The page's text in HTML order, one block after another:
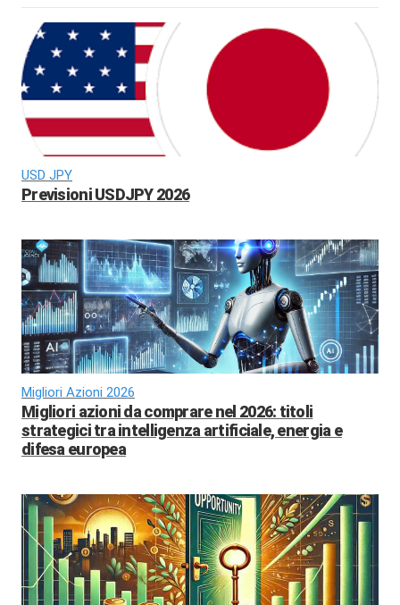
USD JPY
Previsioni USDJPY 2026
Migliori Azioni 2026
Migliori azioni da comprare nel 2026: titoli
strategici tra intelligenza artificiale, energia e
difesa europea